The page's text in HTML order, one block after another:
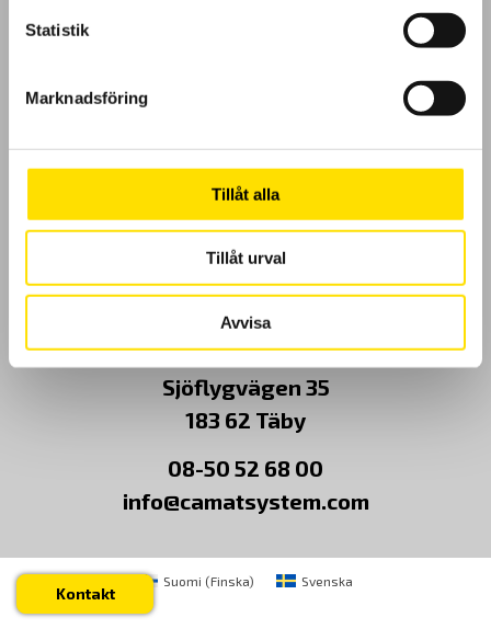
Statistik
Marknadsföring
Tillåt alla
Tillåt urval
Avvisa
Kundundersökning
Om Oss
Kontakt
CA Mätsystem AB
Sjöflygvägen 35
183 62 Täby
08-50 52 68 00
info@camatsystem.com
Kontakt
Suomi (Finska) Svenska